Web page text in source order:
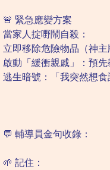
🚨 緊急應變方案
當家人掟嘢鬧自殺：
立即移除危險物品（神主
啟動「緩衝親戚」：預
逃生暗號：「我突然想
💬 輔導員金句收錄：
🌱 記住：